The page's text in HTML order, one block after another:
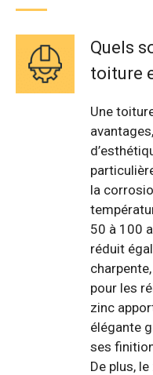
Quels
toiture
Une
la
50 à 100
réduit
pour les
zinc
élégante
ses
De plus,